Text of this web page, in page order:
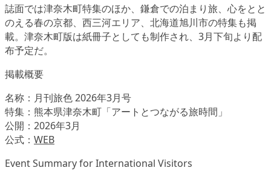
誌面では津奈木町特集のほか、鎌倉での泊まり旅、心をとと
のえる春の京都、西三河エリア、北海道旭川市の特集も掲
載。津奈木町版は紙冊子としても制作され、3月下旬より配
布予定だ。
掲載概要
名称：月刊旅色 2026年3月号
特集：熊本県津奈木町「アートとつながる旅時間」
公開：2026年3月
公式： WEB
Event Summary for International Visitors